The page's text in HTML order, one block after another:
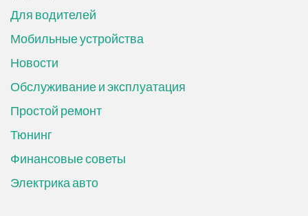
Для водителей
Мобильные устройства
Новости
Обслуживание и эксплуатация
Простой ремонт
Тюнинг
Финансовые советы
Электрика авто